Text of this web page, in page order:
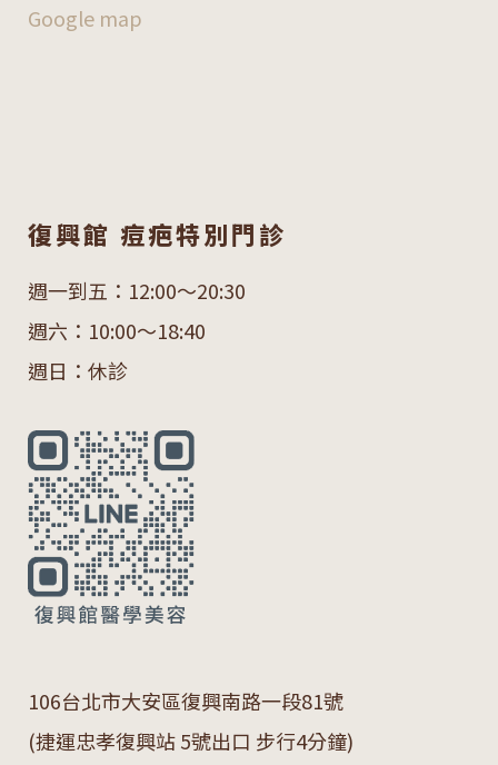
Google map
復興館 痘疤特別門診
週一到五：12:00～20:30
週六：10:00～18:40
週日：休診
106台北市大安區復興南路一段81號
(捷運忠孝復興站 5號出口 步行4分鐘)